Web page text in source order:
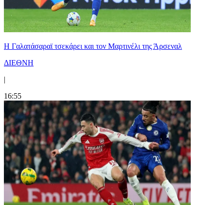
H Γαλατάσαραϊ τσεκάρει και τον Μαρτινέλι της Άρσεναλ
ΔΙΕΘΝΗ
|
16:55